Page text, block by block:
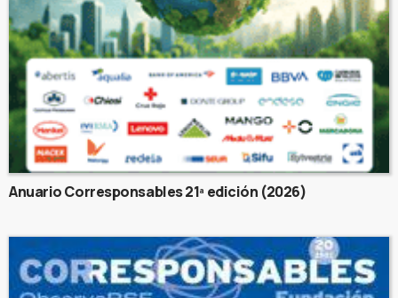
Anuario Corresponsables 21ª edición (2026)